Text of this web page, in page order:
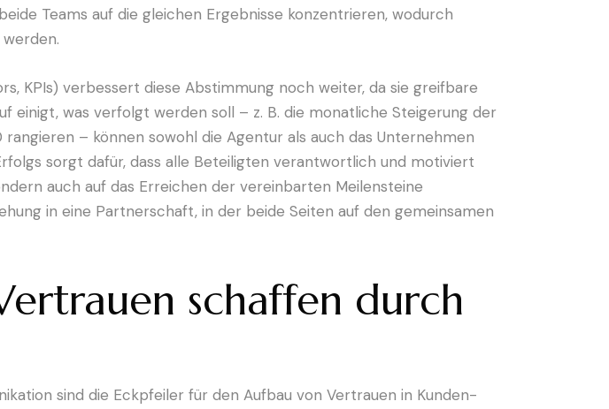
Teams auf die gleichen Ergebnisse konzentrieren, wodurch
KPIs) verbessert diese Abstimmung noch weiter, da sie greifbare
einigt, was verfolgt werden soll – z. B. die monatliche Steigerung der
– können sowohl die Agentur als auch das Unternehmen
sorgt dafür, dass alle Beteiligten verantwortlich und motiviert
auch auf das Erreichen der vereinbarten Meilensteine
in eine Partnerschaft, in der beide Seiten auf den gemeinsamen
schaffen durch
sind die Eckpfeiler für den Aufbau von Vertrauen in Kunden-